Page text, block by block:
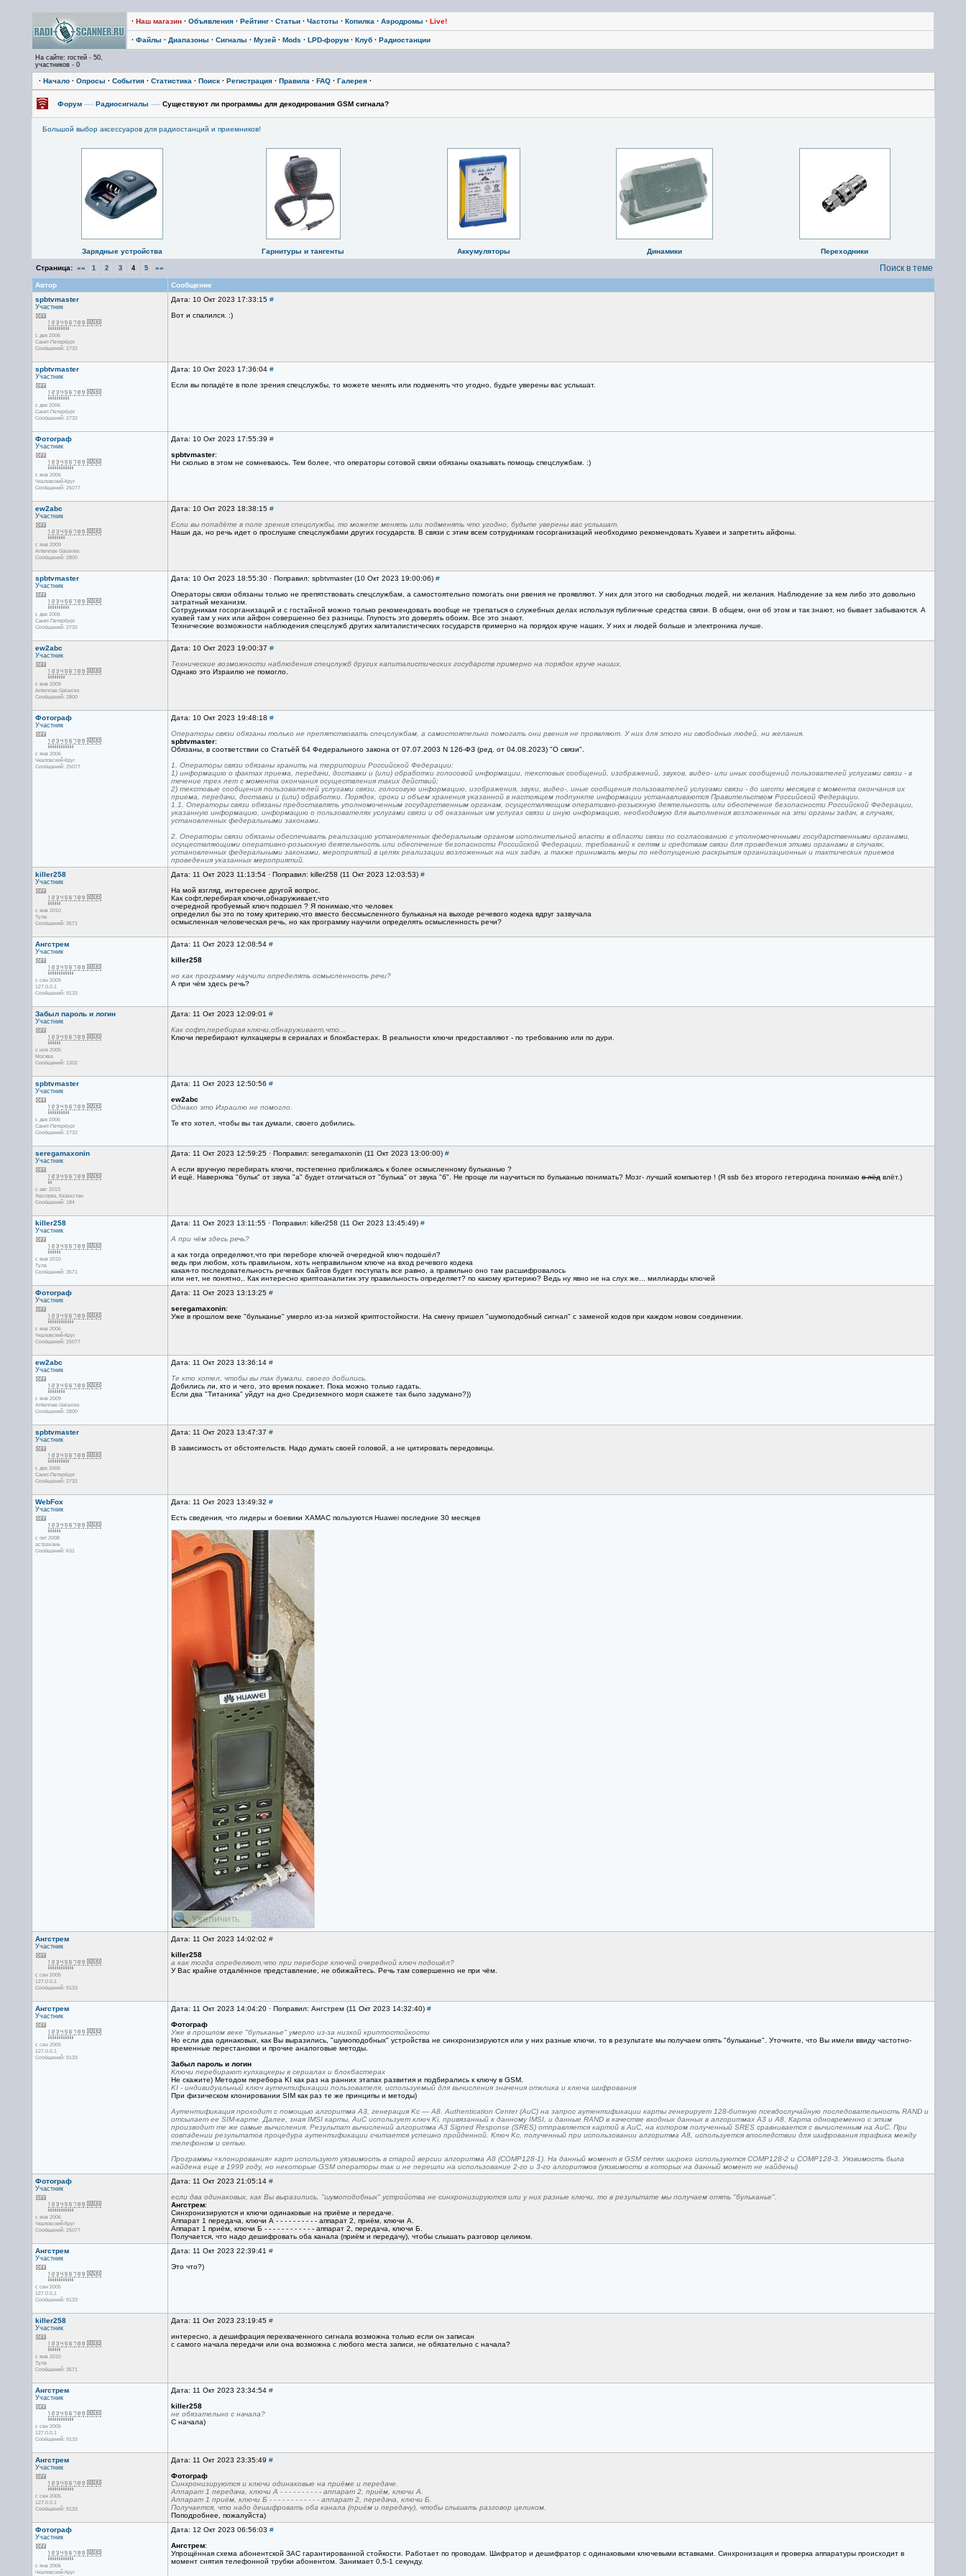
· Наш магазин· Объявления· Рейтинг· Статьи· Частоты · Копилка · Аэродромы · Live!
· Файлы · Диапазоны · Сигналы · Музей· Mods · LPD-форум· Клуб· Радиостанции
На сайте: гостей - 50,
участников - 0
· Начало· Опросы · События· Статистика · Поиск· Регистрация· Правила · FAQ· Галерея·
Форум —› Радиосигналы —›Существуют ли программы для декодирования GSM сигнала?
Большой выбор аксессуаров для радиостанций и приемников!
Зарядные устройства Гарнитуры и тангенты Аккумуляторы Динамики Переходники
Страница: «« 1 2 3 4 5 »» Поиск в теме
Автор
Сообщение
spbtvmaster
Участник
с дек 2006
Санкт-Петербург
Сообщений: 2732
Дата: 10 Окт 2023 17:33:15 #
Вот и спалился. :)
spbtvmaster
Участник
с дек 2006
Санкт-Петербург
Сообщений: 2732
Дата: 10 Окт 2023 17:36:04 #
Если вы попадёте в поле зрения спецслужбы, то можете менять или подменять что угодно, будьте уверены вас услышат.
Фотограф
Участник
с янв 2006
Чкаловский-Круг
Сообщений: 25077
Дата: 10 Окт 2023 17:55:39 #
spbtvmaster:
Ни сколько в этом не сомневаюсь. Тем более, что операторы сотовой связи обязаны оказывать помощь спецслужбам. :)
ew2abc
Участник
с янв 2009
Antennae Galaxies
Сообщений: 2800
Дата: 10 Окт 2023 18:38:15 #
Если вы попадёте в поле зрения спецслужбы, то можете менять или подменять что угодно, будьте уверены вас услышат.
Наши да, но речь идет о прослушке спецслужбами других государств. В связи с этим всем сотрудникам госорганизаций необходимо рекомендовать Хуавеи и запретить айфоны.
spbtvmaster
Участник
с дек 2006
Санкт-Петербург
Сообщений: 2732
Дата: 10 Окт 2023 18:55:30 · Поправил: spbtvmaster (10 Окт 2023 19:00:06) #
Операторы связи обязаны только не препятствовать спецслужбам, а самостоятельно помогать они рвения не проявляют. У них для этого ни свободных людей, ни желания. Наблюдение за кем либо это довольно
затратный механизм.
Сотрудникам госорганизаций и с гостайной можно только рекомендовать вообще не трепаться о служебных делах используя публичные средства связи. В общем, они об этом и так знают, но бывает забываются. А
хуавей там у них или айфон совершенно без разницы. Глупость это доверять обоим. Все это знают.
Технические возможности наблюдения спецслужб других капиталистических государств примерно на порядок круче наших. У них и людей больше и электроника лучше.
ew2abc
Участник
с янв 2009
Antennae Galaxies
Сообщений: 2800
Дата: 10 Окт 2023 19:00:37 #
Технические возможности наблюдения спецслужб других капиталистических государств примерно на порядок круче наших.
Однако это Израилю не помогло.
Фотограф
Участник
с янв 2006
Чкаловский-Круг
Сообщений: 25077
Дата: 10 Окт 2023 19:48:18 #
Операторы связи обязаны только не препятствовать спецслужбам, а самостоятельно помогать они рвения не проявляют. У них для этого ни свободных людей, ни желания.
spbtvmaster:
Обязаны, в соответствии со Статьёй 64 Федерального закона от 07.07.2003 N 126-ФЗ (ред. от 04.08.2023) "О связи".
1. Операторы связи обязаны хранить на территории Российской Федерации:
1) информацию о фактах приема, передачи, доставки и (или) обработки голосовой информации, текстовых сообщений, изображений, звуков, видео- или иных сообщений пользователей услугами связи - в
течение трех лет с момента окончания осуществления таких действий;
2) текстовые сообщения пользователей услугами связи, голосовую информацию, изображения, звуки, видео-, иные сообщения пользователей услугами связи - до шести месяцев с момента окончания их
приема, передачи, доставки и (или) обработки. Порядок, сроки и объем хранения указанной в настоящем подпункте информации устанавливаются Правительством Российской Федерации.
1.1. Операторы связи обязаны предоставлять уполномоченным государственным органам, осуществляющим оперативно-розыскную деятельность или обеспечение безопасности Российской Федерации,
указанную информацию, информацию о пользователях услугами связи и об оказанных им услугах связи и иную информацию, необходимую для выполнения возложенных на эти органы задач, в случаях,
установленных федеральными законами.
2. Операторы связи обязаны обеспечивать реализацию установленных федеральным органом исполнительной власти в области связи по согласованию с уполномоченными государственными органами,
осуществляющими оперативно-розыскную деятельность или обеспечение безопасности Российской Федерации, требований к сетям и средствам связи для проведения этими органами в случаях,
установленных федеральными законами, мероприятий в целях реализации возложенных на них задач, а также принимать меры по недопущению раскрытия организационных и тактических приемов
проведения указанных мероприятий.
killer258
Участник
с янв 2010
Тула
Сообщений: 3571
Дата: 11 Окт 2023 11:13:54 · Поправил: killer258 (11 Окт 2023 12:03:53) #
На мой взгляд, интереснее другой вопрос.
Как софт,перебирая ключи,обнаруживает,что
очередной пробуемый ключ подошел ? Я понимаю,что человек
определил бы это по тому критерию,что вместо бессмысленного бульканья на выходе речевого кодека вдруг зазвучала
осмысленная человеческая речь, но как программу научили определять осмысленность речи?
Ангстрем
Участник
с сен 2005
127.0.0.1
Сообщений: 9133
Дата: 11 Окт 2023 12:08:54 #
killer258
но как программу научили определять осмысленность речи?
А при чём здесь речь?
Забыл пароль и логин
Участник
с ноя 2005
Москва
Сообщений: 1302
Дата: 11 Окт 2023 12:09:01 #
Как софт,перебирая ключи,обнаруживает,что...
Ключи перебирают кулхацкеры в сериалах и блокбастерах. В реальности ключи предоставляют - по требованию или по дури.
spbtvmaster
Участник
с дек 2006
Санкт-Петербург
Сообщений: 2732
Дата: 11 Окт 2023 12:50:56 #
ew2abc
Однако это Израилю не помогло.
Те кто хотел, чтобы вы так думали, своего добились.
seregamaxonin
Участник
с авг 2013
Ушсорка, Казахстан
Сообщений: 184
Дата: 11 Окт 2023 12:59:25 · Поправил: seregamaxonin (11 Окт 2023 13:00:00) #
А если вручную перебирать ключи, постепенно приближаясь к более осмысленному бульканью ?
И ещё. Наверняка "бульк" от звука "а" будет отличаться от "булька" от звука "б". Не проще ли научиться по бульканью понимать? Мозг- лучший компьютер ! (Я ssb без второго гетеродина понимаюв лёдвлёт.)
killer258
Участник
с янв 2010
Тула
Сообщений: 3571
Дата: 11 Окт 2023 13:11:55 · Поправил: killer258 (11 Окт 2023 13:45:49) #
А при чём здесь речь?
а как тогда определяют,что при переборе ключей очередной ключ подошёл?
ведь при любом, хоть правильном, хоть неправильном ключе на вход речевого кодека
какая-то последовательность речевых байтов будет поступать все равно, а правильно оно там расшифровалось
или нет, не понятно,. Как интересно криптоаналитик эту правильность определяет? по какому критерию? Ведь ну явно не на слух же... миллиарды ключей
Фотограф
Участник
с янв 2006
Чкаловский-Круг
Сообщений: 25077
Дата: 11 Окт 2023 13:13:25 #
seregamaxonin:
Уже в прошлом веке "бульканье" умерло из-за низкой криптостойкости. На смену пришел "шумоподобный сигнал" с заменой кодов при каждом новом соединении.
ew2abc
Участник
с янв 2009
Antennae Galaxies
Сообщений: 2800
Дата: 11 Окт 2023 13:36:14 #
Те кто хотел, чтобы вы так думали, своего добились.
Добились ли, кто и чего, это время покажет. Пока можно только гадать.
Если два "Титаника" уйдут на дно Средиземного моря скажете так было задумано?))
spbtvmaster
Участник
с дек 2006
Санкт-Петербург
Сообщений: 2732
Дата: 11 Окт 2023 13:47:37 #
В зависимость от обстоятельств. Надо думать своей головой, а не цитировать передовицы.
WebFox
Участник
с окт 2008
астрахань
Сообщений: 631
Дата: 11 Окт 2023 13:49:32 #
Есть сведения, что лидеры и боевики ХАМАС пользуются Huawei последние 30 месяцев
Ангстрем
Участник
с сен 2005
127.0.0.1
Сообщений: 9133
Дата: 11 Окт 2023 14:02:02 #
killer258
а как тогда определяют,что при переборе ключей очередной ключ подошёл?
У Вас крайне отдалённое представление, не обижайтесь. Речь там совершенно не при чём.
Ангстрем
Участник
с сен 2005
127.0.0.1
Сообщений: 9133
Дата: 11 Окт 2023 14:04:20 · Поправил: Ангстрем (11 Окт 2023 14:32:40) #
Фотограф
Уже в прошлом веке "бульканье" умерло из-за низкой криптостойкости
Но если два одинаковых, как Вы выразились, "шумоподобных" устройства не синхронизируются или у них разные ключи, то в результате мы получаем опять "бульканье". Уточните, что Вы имели ввиду частотно-
временные перестановки и прочие аналоговые методы.
Забыл пароль и логин
Ключи перебирают кулхацкеры в сериалах и блокбастерах
Не скажите) Методом перебора KI как раз на ранних этапах развития и подбирались к ключу в GSM.
KI - индивидуальный ключ аутентификации пользователя, используемый для вычисления значения отклика и ключа шифрования
При физическом клонировании SIM как раз те же принципы и методы)
Аутентификация проходит с помощью алгоритма A3, генерация Kc — A8. Authentication Center (AuC) на запрос аутентификации карты генерирует 128-битную псевдослучайную последовательность RAND и
отсылает ее SIM-карте. Далее, зная IMSI карты, AuC использует ключ Ki, привязанный к данному IMSI, и данные RAND в качестве входных данных в алгоритмах A3 и A8. Карта одновременно с этим
производит те же самые вычисления. Результат вычислений алгоритма A3 Signed Response (SRES) отправляется картой в AuC, на котором полученный SRES сравнивается с вычисленным на AuC. При
совпадении результатов процедура аутентификации считается успешно пройденной. Ключ Kc, полученный при использовании алгоритма A8, используется впоследствии для шифрования трафика между
телефоном и сетью.
Программы «клонирования» карт используют уязвимость в старой версии алгоритма A8 (COMP128-1). На данный момент в GSM сетях широко используются COMP128-2 и COMP128-3. Уязвимость была
найдена еще в 1999 году, но некоторые GSM операторы так и не перешли на использование 2-го и 3-го алгоритмов (уязвимости в которых на данный момент не найдены)
Фотограф
Участник
с янв 2006
Чкаловский-Круг
Сообщений: 25077
Дата: 11 Окт 2023 21:05:14 #
если два одинаковых, как Вы выразились, "шумоподобных" устройства не синхронизируются или у них разные ключи, то в результате мы получаем опять "бульканье".
Ангстрем:
Синхронизируются и ключи одинаковые на приёме и передаче.
Аппарат 1 передача, ключи А - - - - - - - - - - аппарат 2, приём, ключи А.
Аппарат 1 приём, ключи Б - - - - - - - - - - - - аппарат 2, передача, ключи Б.
Получается, что надо дешифровать оба канала (приём и передачу), чтобы слышать разговор целиком.
Ангстрем
Участник
с сен 2005
127.0.0.1
Сообщений: 9133
Дата: 11 Окт 2023 22:39:41 #
Это что?)
killer258
Участник
с янв 2010
Тула
Сообщений: 3571
Дата: 11 Окт 2023 23:19:45 #
интересно, а дешифрация перехваченного сигнала возможна только если он записан
с самого начала передачи или она возможна с любого места записи, не обязательно с начала?
Ангстрем
Участник
с сен 2005
127.0.0.1
Сообщений: 9133
Дата: 11 Окт 2023 23:34:54 #
killer258
не обязательно с начала?
С начала)
Ангстрем
Участник
с сен 2005
127.0.0.1
Сообщений: 9133
Дата: 11 Окт 2023 23:35:49 #
Фотограф
Синхронизируются и ключи одинаковые на приёме и передаче.
Аппарат 1 передача, ключи А - - - - - - - - - - аппарат 2, приём, ключи А.
Аппарат 1 приём, ключи Б - - - - - - - - - - - - аппарат 2, передача, ключи Б.
Получается, что надо дешифровать оба канала (приём и передачу), чтобы слышать разговор целиком.
Поподробнее, пожалуйста)
Фотограф
Участник
с янв 2006
Чкаловский-Круг
Дата: 12 Окт 2023 06:56:03 #
Ангстрем:
Упрощённая схема абонентской ЗАС гарантированной стойкости. Работает по проводам. Шифратор и дешифратор с одинаковыми ключевыми вставками. Синхронизация и проверка аппаратуры происходит в
момент снятия телефонной трубки абонентом. Занимает 0,5-1 секунду.